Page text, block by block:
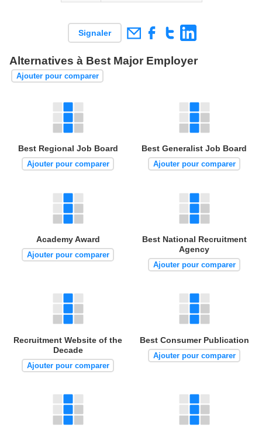
Signaler
Alternatives à Best Major Employer
Ajouter pour comparer
Best Regional Job Board
Ajouter pour comparer
Best Generalist Job Board
Ajouter pour comparer
Academy Award
Ajouter pour comparer
Best National Recruitment
Agency
Ajouter pour comparer
Recruitment Website of the
Decade
Ajouter pour comparer
Best Consumer Publication
Ajouter pour comparer